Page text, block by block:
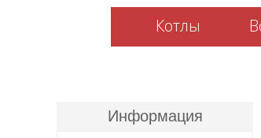
Котлы
Информация